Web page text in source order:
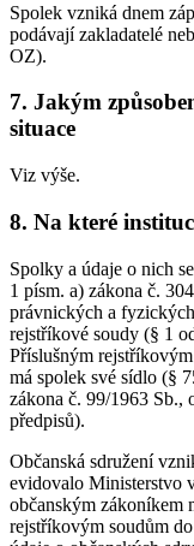
Spolek vzniká dnem
podávají zakladatelé
OZ).
7. Jakým
situace
Viz výše.
8. Na které
Spolky a údaje o nich
1 písm. a) zákona č.
právnických a
rejstříkové soudy (§ 1
Příslušným
má spolek své sídlo (§
zákona č. 99/1963 Sb.,
předpisů).
Občanská sdružení
evidovalo Ministerstvo
občanským zákoníkem
rejstříkovým soudům